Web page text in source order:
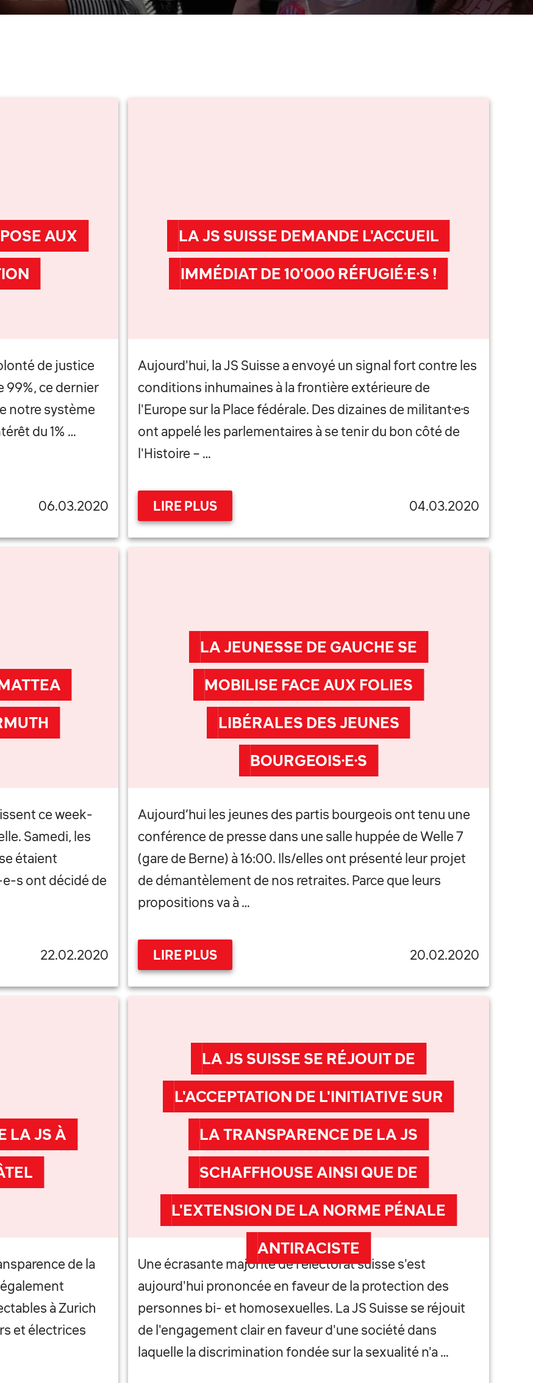
AUX
de justice
99%, ce dernier
notre système
du 1% …
06.03.2020
LA JS SUISSE DEMANDE L'ACCUEIL
IMMÉDIAT DE 10'000 RÉFUGIÉ·E·S !
Aujourd'hui, la JS Suisse a envoyé un signal fort contre les
conditions inhumaines à la frontière extérieure de
l'Europe sur la Place fédérale. Des dizaines de militant·e·s
ont appelé les parlementaires à se tenir du bon côté de
l'Histoire – …
LIRE PLUS 04.03.2020
ce week-
Samedi, les
étaient
s ont décidé de
22.02.2020
LA JEUNESSE DE GAUCHE SE
MOBILISE FACE AUX FOLIES
LIBÉRALES DES JEUNES
BOURGEOIS·E·S
Aujourd’hui les jeunes des partis bourgeois ont tenu une
conférence de presse dans une salle huppée de Welle 7
(gare de Berne) à 16:00. Ils/elles ont présenté leur projet
de démantèlement de nos retraites. Parce que leurs
propositions va à …
LIRE PLUS 20.02.2020
LA JS À
de la
à Zurich
et électrices
LA JS SUISSE SE RÉJOUIT DE
L'ACCEPTATION DE L'INITIATIVE SUR
LA TRANSPARENCE DE LA JS
SCHAFFHOUSE AINSI QUE DE
L'EXTENSION DE LA NORME PÉNALE
ANTIRACISTE
Une écrasante majorité de l'électorat suisse s'est
aujourd'hui prononcée en faveur de la protection des
personnes bi- et homosexuelles. La JS Suisse se réjouit
de l'engagement clair en faveur d'une société dans
laquelle la discrimination fondée sur la sexualité n'a …